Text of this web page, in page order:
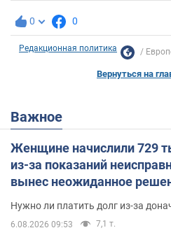
0 0
Редакционная политика
Вернуться на
Важное
Женщине начислили 729
из-за показаний
вынес неожиданное
Нужно ли платить долг из-за
6.08.2026 09:53 7,1 т.